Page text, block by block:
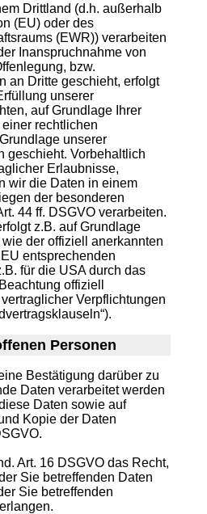
Drittland (d.h. außerhalb
(EU) oder des
(EWR)) verarbeiten
Inanspruchnahme von
bzw.
an Dritte geschieht, erfolgt
unserer
auf Grundlage Ihrer
rechtlichen
unserer
geschieht. Vorbehaltlich
Erlaubnisse,
wir die Daten in einem
der besonderen
44 ff. DSGVO verarbeiten.
z.B. auf Grundlage
der offiziell anerkannten
entsprechenden
für die USA durch das
offiziell
Verpflichtungen
Personen
Bestätigung darüber zu
Daten verarbeitet werden
Daten sowie auf
Kopie der Daten
Art. 16 DSGVO das Recht,
Sie betreffenden Daten
Sie betreffenden